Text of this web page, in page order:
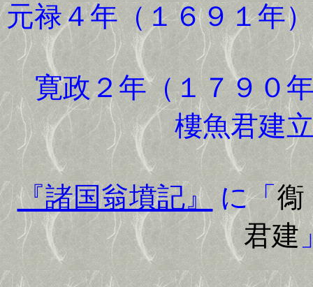
元禄４年（１６９１年
寛政２年（１７９０年
樓魚君建
『諸国翁墳記』に「
君建